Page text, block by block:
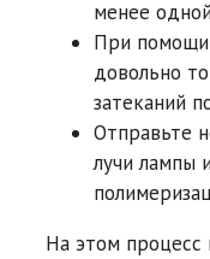
менее
При помощи
довольно
затеканий
Отправьте
лучи лампы
На этом процесс